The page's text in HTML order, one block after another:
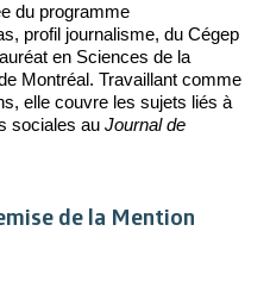
du programme
profil journalisme, du Cégep
en Sciences de la
Montréal. Travaillant comme
elle couvre les sujets liés à
sociales au Journal de
de la Mention